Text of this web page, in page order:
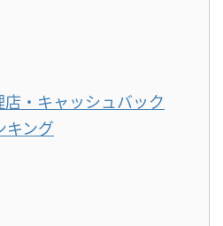
店・キャッシュバック
キング